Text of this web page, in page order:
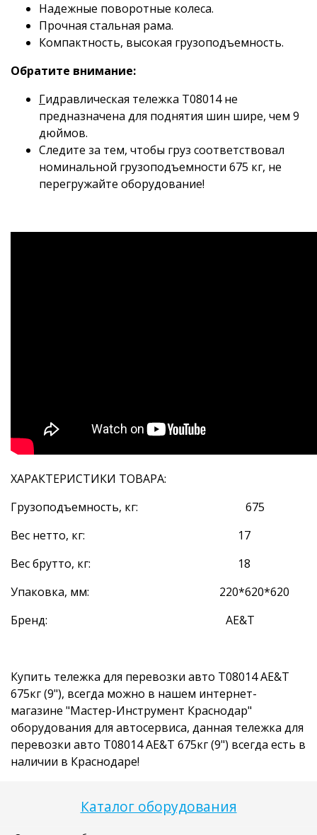
Каталог оборудования
Надежные поворотные колеса.
Прочная стальная рама.
Компактность, высокая грузоподъемность.
Обратите внимание:
Гидравлическая тележка Т08014 не
предназначена для поднятия шин шире, чем 9
дюймов.
Следите за тем, чтобы груз соответствовал
номинальной грузоподъемности 675 кг, не
перегружайте оборудование!
ХАРАКТЕРИСТИКИ ТОВАРА:
Грузоподъемность, кг: 675
Вес нетто, кг: 17
Вес брутто, кг: 18
Упаковка, мм: 220*620*620
Бренд: AE&T
Купить тележка для перевозки авто T08014 AE&T
675кг (9"), всегда можно в нашем интернет-
магазине "Мастер-Инструмент Краснодар"
оборудования для автосервиса, данная тележка для
перевозки авто T08014 AE&T 675кг (9") всегда есть в
наличии в Краснодаре!